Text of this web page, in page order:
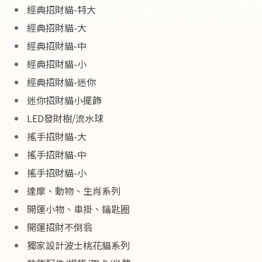
經典招財貓-特大
經典招財貓-大
經典招財貓-中
經典招財貓-小
經典招財貓-迷你
迷你招財貓小擺飾
LED發財樹/流水球
搖手招財貓-大
搖手招財貓-中
搖手招財貓-小
達摩、動物、生肖系列
開運小物、車掛、鑰匙圈
開運招財不倒翁
獨家設計波士桃花貓系列